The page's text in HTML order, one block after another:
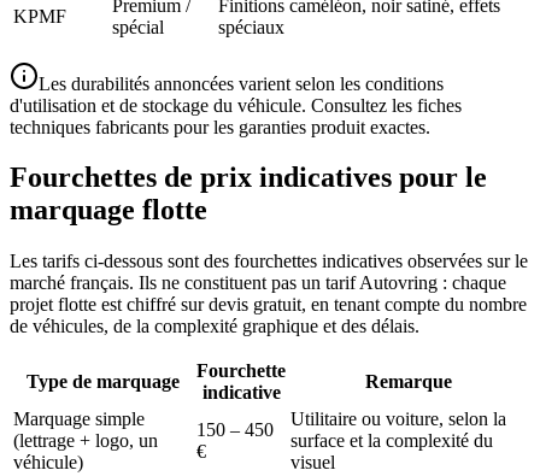
KPMF
Premium /
spécial
Finitions caméléon, noir satiné, effets
spéciaux
Les durabilités annoncées varient selon les conditions
d'utilisation et de stockage du véhicule. Consultez les fiches
techniques fabricants pour les garanties produit exactes.
Fourchettes de prix indicatives pour le
marquage flotte
Les tarifs ci-dessous sont des fourchettes indicatives observées sur le
marché français. Ils ne constituent pas un tarif Autovring : chaque
projet flotte est chiffré sur devis gratuit, en tenant compte du nombre
de véhicules, de la complexité graphique et des délais.
Type de marquage
Fourchette
indicative
Remarque
Marquage simple
(lettrage + logo, un
véhicule)
150 – 450
€
Utilitaire ou voiture, selon la
surface et la complexité du
visuel